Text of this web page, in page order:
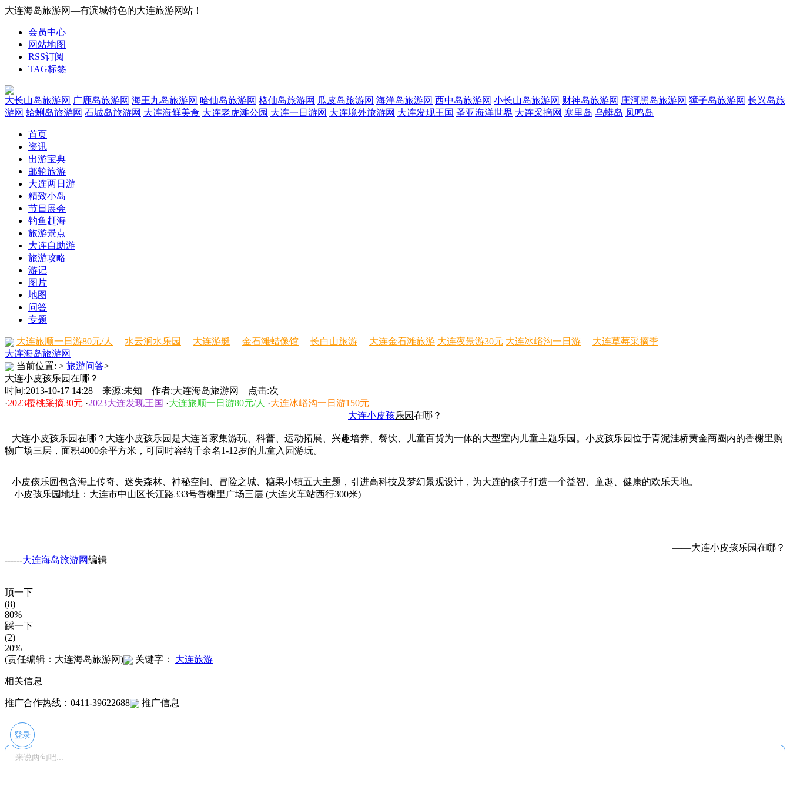
大连海岛旅游网—有滨城特色的大连旅游网站！
会员中心
网站地图
RSS订阅
TAG标签
大长山岛旅游网 广鹿岛旅游网 海王九岛旅游网 哈仙岛旅游网 格仙岛旅游网 瓜皮岛旅游网 海洋岛旅游网 西中岛旅游网 小长山岛旅游网 财神岛旅游网 庄河黑岛旅游网 獐子岛旅游网 长兴岛旅
游网 蛤蜊岛旅游网 石城岛旅游网 大连海鲜美食 大连老虎滩公园 大连一日游网 大连境外旅游网 大连发现王国 圣亚海洋世界 大连采摘网 塞里岛 乌蟒岛 凤鸣岛
首页
资讯
出游宝典
邮轮旅游
大连两日游
精致小岛
节日展会
钓鱼赶海
旅游景点
大连自助游
旅游攻略
游记
图片
地图
问答
专题
大连旅顺一日游80元/人 水云涧水乐园 大连游艇 金石滩蜡像馆 长白山旅游 大连金石滩旅游 大连夜景游30元 大连冰峪沟一日游
大连草莓采摘季
大连海岛旅游网
当前位置: > 旅游问答>
大连小皮孩乐园在哪？
时间:2013-10-17 14:28 来源:未知 作者:大连海岛旅游网 点击:次
·2023樱桃采摘30元 ·2023大连发现王国 ·大连旅顺一日游80元/人 ·大连冰峪沟一日游150元
大连小皮孩乐园在哪？
大连小皮孩乐园在哪？大连小皮孩乐园是大连首家集游玩、科普、运动拓展、兴趣培养、餐饮、儿童百货为一体的大型室内儿童主题乐园。小皮孩乐园位于青泥洼桥黄金商圈内的香榭里购
物广场三层，面积4000余平方米，可同时容纳千余名1-12岁的儿童入园游玩。
小皮孩乐园包含海上传奇、迷失森林、神秘空间、冒险之城、糖果小镇五大主题，引进高科技及梦幻景观设计，为大连的孩子打造一个益智、童趣、健康的欢乐天地。
小皮孩乐园地址：大连市中山区长江路333号香榭里广场三层 (大连火车站西行300米)
——大连小皮孩乐园在哪？
------大连海岛旅游网编辑
顶一下
(8)
80%
踩一下
(2)
20%
(责任编辑：大连海岛旅游网)
关键字： 大连旅游
相关信息
推广合作热线：0411-39622688 推广信息
登录